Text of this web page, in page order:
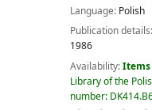
Language: Polish
Publication details:
1986
Availability:Items
Library of the
number: